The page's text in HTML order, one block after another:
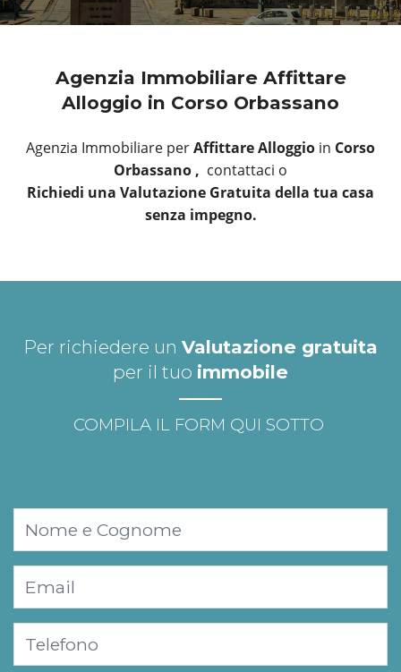
Agenzia Immobiliare Affittare
Alloggio in Corso Orbassano
Agenzia Immobiliare perAffittare Alloggio in Corso
Orbassano , contattaci o
Richiedi una Valutazione Gratuita della tua casa
senza impegno.
Per richiedere un Valutazione gratuita
per il tuo immobile
COMPILA IL FORM QUI SOTTO